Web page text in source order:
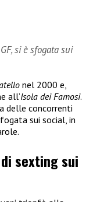
si è sfogata sui
nel 2000 e,
all’Isola dei Famosi.
delle concorrenti
sui social, in
sexting sui